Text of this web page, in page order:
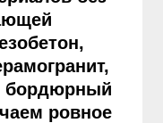
бордюрный
ровное